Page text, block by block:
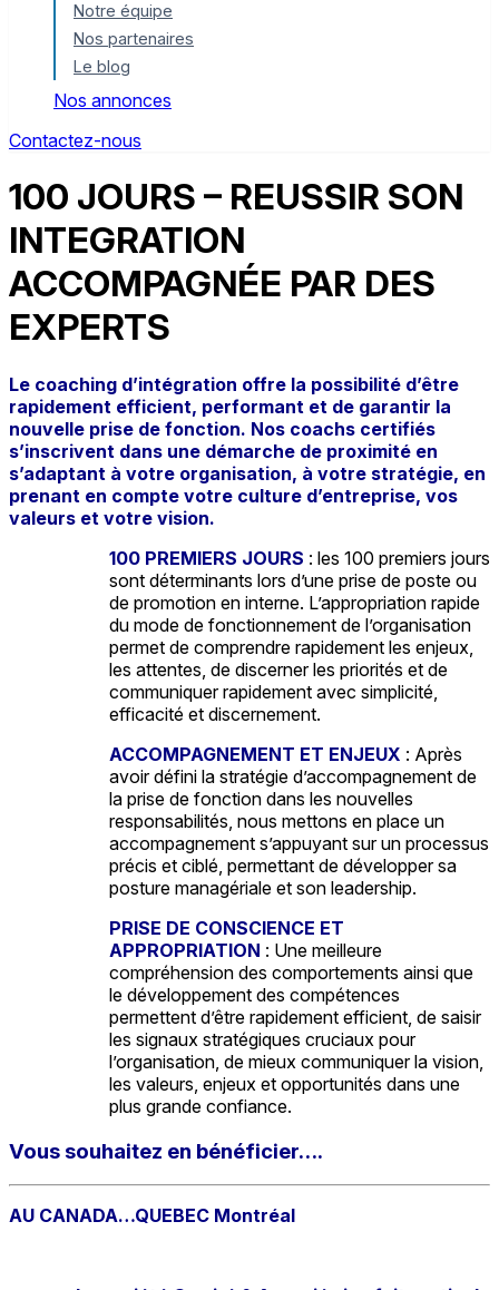
Notre équipe
Nos partenaires
Le blog
Nos annonces
Contactez-nous
100 JOURS – REUSSIR SON
INTEGRATION
ACCOMPAGNÉE PAR DES
EXPERTS
Le coaching d’intégration offre la possibilité d’être
rapidement efficient, performant et de garantir la
nouvelle prise de fonction. Nos coachs certifiés
s’inscrivent dans une démarche de proximité en
s’adaptant à votre organisation, à votre stratégie, en
prenant en compte votre culture d’entreprise, vos
valeurs et votre vision.
100 PREMIERS JOURS : les 100 premiers jours
sont déterminants lors d’une prise de poste ou
de promotion en interne. L’appropriation rapide
du mode de fonctionnement de l’organisation
permet de comprendre rapidement les enjeux,
les attentes, de discerner les priorités et de
communiquer rapidement avec simplicité,
efficacité et discernement.
ACCOMPAGNEMENT ET ENJEUX : Après
avoir défini la stratégie d’accompagnement de
la prise de fonction dans les nouvelles
responsabilités, nous mettons en place un
accompagnement s’appuyant sur un processus
précis et ciblé, permettant de développer sa
posture managériale et son leadership.
PRISE DE CONSCIENCE ET
APPROPRIATION : Une meilleure
compréhension des comportements ainsi que
le développement des compétences
permettent d’être rapidement efficient, de saisir
les signaux stratégiques cruciaux pour
l’organisation, de mieux communiquer la vision,
les valeurs, enjeux et opportunités dans une
plus grande confiance.
Vous souhaitez en bénéficier….
AU CANADA…QUEBEC Montréal